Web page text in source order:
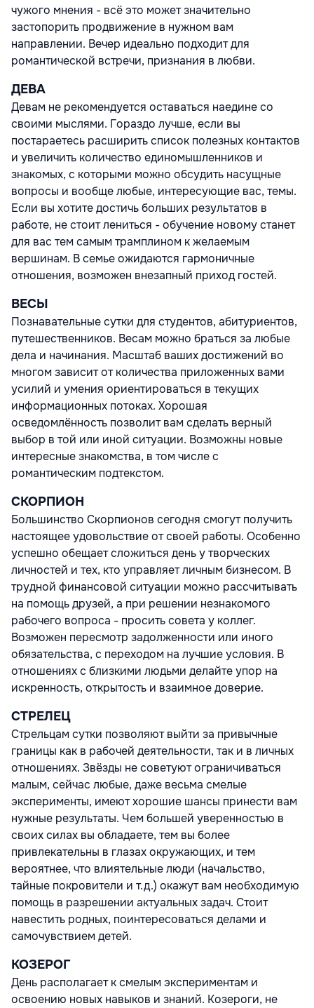
чужого мнения - всё это может значительно
застопорить продвижение в нужном вам
направлении. Вечер идеально подходит для
романтической встречи, признания в любви.
ДЕВА
Девам не рекомендуется оставаться наедине со
своими мыслями. Гораздо лучше, если вы
постараетесь расширить список полезных контактов
и увеличить количество единомышленников и
знакомых, с которыми можно обсудить насущные
вопросы и вообще любые, интересующие вас, темы.
Если вы хотите достичь больших результатов в
работе, не стоит лениться - обучение новому станет
для вас тем самым трамплином к желаемым
вершинам. В семье ожидаются гармоничные
отношения, возможен внезапный приход гостей.
ВЕСЫ
Познавательные сутки для студентов, абитуриентов,
путешественников. Весам можно браться за любые
дела и начинания. Масштаб ваших достижений во
многом зависит от количества приложенных вами
усилий и умения ориентироваться в текущих
информационных потоках. Хорошая
осведомлённость позволит вам сделать верный
выбор в той или иной ситуации. Возможны новые
интересные знакомства, в том числе с
романтическим подтекстом.
СКОРПИОН
Большинство Скорпионов сегодня смогут получить
настоящее удовольствие от своей работы. Особенно
успешно обещает сложиться день у творческих
личностей и тех, кто управляет личным бизнесом. В
трудной финансовой ситуации можно рассчитывать
на помощь друзей, а при решении незнакомого
рабочего вопроса - просить совета у коллег.
Возможен пересмотр задолженности или иного
обязательства, с переходом на лучшие условия. В
отношениях с близкими людьми делайте упор на
искренность, открытость и взаимное доверие.
СТРЕЛЕЦ
Стрельцам сутки позволяют выйти за привычные
границы как в рабочей деятельности, так и в личных
отношениях. Звёзды не советуют ограничиваться
малым, сейчас любые, даже весьма смелые
эксперименты, имеют хорошие шансы принести вам
нужные результаты. Чем большей уверенностью в
своих силах вы обладаете, тем вы более
привлекательны в глазах окружающих, и тем
вероятнее, что влиятельные люди (начальство,
тайные покровители и т.д.) окажут вам необходимую
помощь в разрешении актуальных задач. Стоит
навестить родных, поинтересоваться делами и
самочувствием детей.
КОЗЕРОГ
День располагает к смелым экспериментам и
освоению новых навыков и знаний. Козероги, не